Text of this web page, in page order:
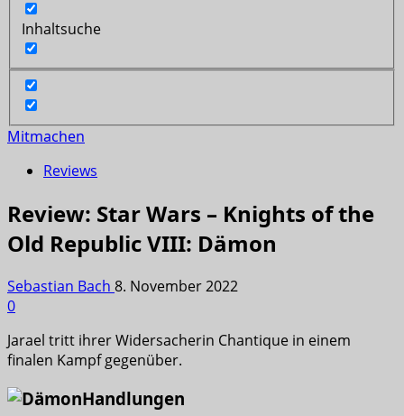
Inhaltsuche
Mitmachen
Reviews
Review: Star Wars – Knights of the
Old Republic VIII: Dämon
Sebastian Bach 8. November 2022
0
Jarael tritt ihrer Widersacherin Chantique in einem
finalen Kampf gegenüber.
Handlungen